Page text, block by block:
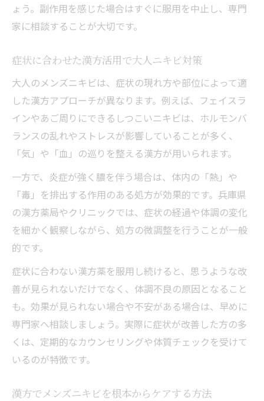
ょう。副作用を感じた場合はすぐに服用を中止し、専門
家に相談することが大切です。
症状に合わせた漢方活用で大人ニキビ対策
大人のメンズニキビは、症状の現れ方や部位によって適
した漢方アプローチが異なります。例えば、フェイスラ
インやあご周りにできるしつこいニキビは、ホルモンバ
ランスの乱れやストレスが影響していることが多く、
「気」や「血」の巡りを整える漢方が用いられます。
一方で、炎症が強く膿を伴う場合は、体内の「熱」や
「毒」を排出する作用のある処方が効果的です。兵庫県
の漢方薬局やクリニックでは、症状の経過や体調の変化
を細かく観察しながら、処方の微調整を行うことが一般
的です。
症状に合わない漢方薬を服用し続けると、思うような改
善が見られないだけでなく、体調不良の原因となること
も。効果が見られない場合や不安がある場合は、早めに
専門家へ相談しましょう。実際に症状が改善した方の多
くは、定期的なカウンセリングや体質チェックを受けて
いるのが特徴です。
漢方でメンズニキビを根本からケアする方法